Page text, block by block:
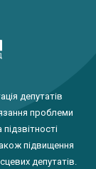
депутатів
проблеми
підвищення
депутатів.